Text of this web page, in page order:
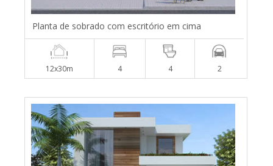
Planta de sobrado com escritório em cima
12x30m 4 4 2